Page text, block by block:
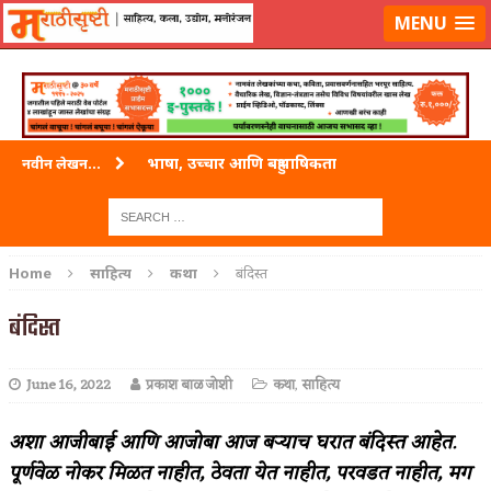
लॉग-इन करा|लेखक नोंदणी कराMENU
नवीन लेखन... भाषा, उच्चार आणि बहुभाषिकता
ताम्र – एक अफलातून धातू (COPPER)
पाटलाची विहीर
शपथ
पुस्तके बदलायची आहेत तुम्हाला!
Home साहित्य कथा बंदिस्त
बंदिस्त
June 16, 2022 प्रकाश बाळ जोशी कथा,साहित्य
अशा आजीबाई आणि आजोबा आज बऱ्याच घरात बंदिस्त आहेत.
पूर्णवेळ नोकर मिळत नाहीत, ठेवता येत नाहीत, परवडत नाहीत, मग